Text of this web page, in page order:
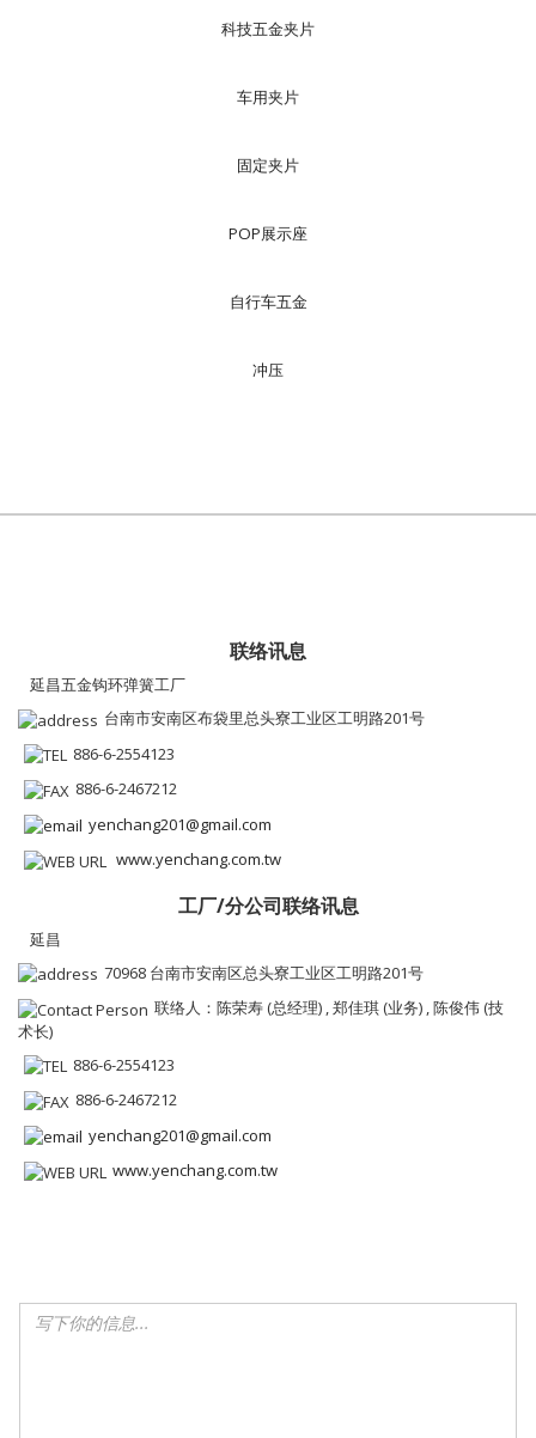
科技五金夹片
车用夹片
固定夹片
POP展示座
自行车五金
冲压
联络讯息
延昌五金钩环弹簧工厂
台南市安南区布袋里总头寮工业区工明路201号
886-6-2554123
886-6-2467212
yenchang201@gmail.com
www.yenchang.com.tw
工厂/分公司联络讯息
延昌
70968 台南市安南区总头寮工业区工明路201号
联络人：陈荣寿 (总经理) , 郑佳琪 (业务) , 陈俊伟 (技
术长)
886-6-2554123
886-6-2467212
yenchang201@gmail.com
www.yenchang.com.tw